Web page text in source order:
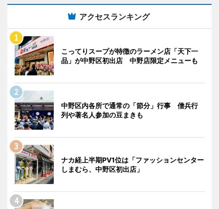
アクセスランキング
こってりスープが特徴のラーメン店「天下一
品」が中野区初出店 中野店限定メニューも
中野区内各所で通常の「節分」行事 僧兵行
列や著名人参加の豆まきも
ナカ経上半期PV1位は「ファッションセンター
しまむら、中野区初出店」